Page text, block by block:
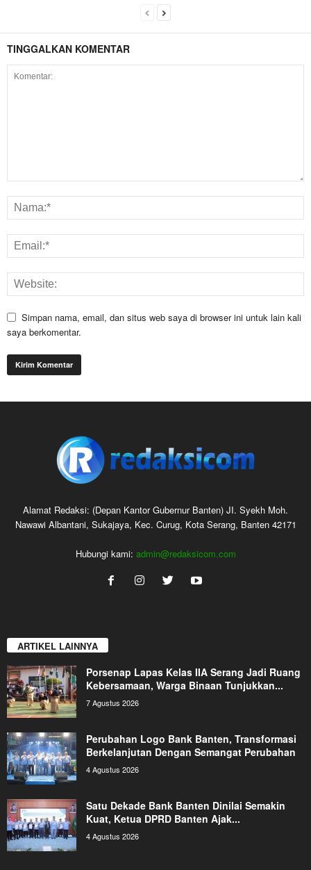
TINGGALKAN KOMENTAR
Simpan nama, email, dan situs web saya di browser ini untuk lain kali
saya berkomentar.
Alamat Redaksi: (Depan Kantor Gubernur Banten) JI. Syekh Moh.
Nawawi Albantani, Sukajaya, Kec. Curug, Kota Serang, Banten 42171
Hubungi kami: admin@redaksicom.com
ARTIKEL LAINNYA
Porsenap Lapas Kelas IIA Serang Jadi Ruang
Kebersamaan, Warga Binaan Tunjukkan...
7 Agustus 2026
Perubahan Logo Bank Banten, Transformasi
Berkelanjutan Dengan Semangat Perubahan
4 Agustus 2026
Satu Dekade Bank Banten Dinilai Semakin
Kuat, Ketua DPRD Banten Ajak...
4 Agustus 2026